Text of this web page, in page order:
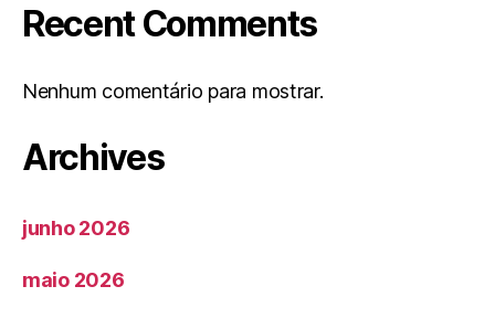
Recent Comments
Nenhum comentário para mostrar.
Archives
junho 2026
maio 2026